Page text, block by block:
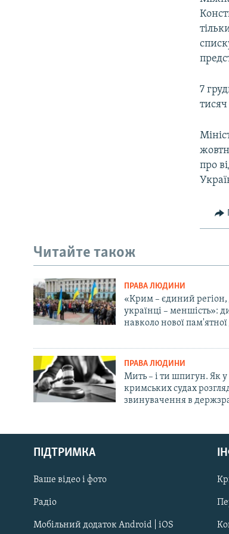
Русский
Qırımtatar
ДОЛУЧАЙСЯ!
7
тисяч
про
Читайте також
ПРАВА ЛЮДИНИ
«Крим – єдиний регіон,
українці – меншість»:
навколо нової пам'ятної
ПРАВА ЛЮДИНИ
Мить – і ти шпигун. Як у
кримських судах
звинувачення в
ПІДТРИМКА
Ваше відео і фото
Радіо
Мобільний додаток Android | iOS